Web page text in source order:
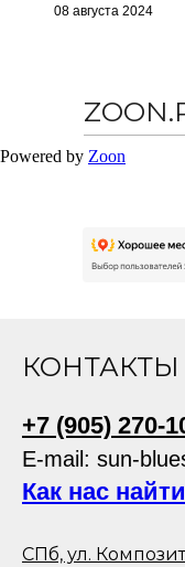
08 августа 2024
Powered by Zoon
КОНТАКТЫ
+7 (905) 270-
E-mail: sun-
Как нас
СПб, ул.